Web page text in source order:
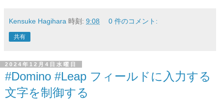
Kensuke Hagihara 時刻: 9:08 0 件のコメント:
共有
2024年12月4日水曜日
#Domino #Leap フィールドに入力する
文字を制御する